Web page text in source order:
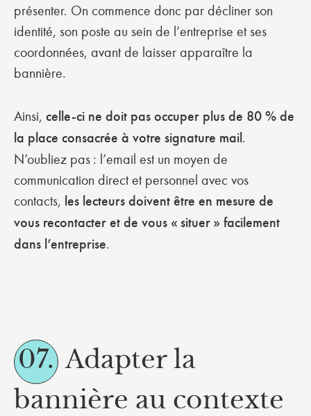
présenter. On commence donc par décliner son
identité, son poste au sein de l’entreprise et ses
coordonnées, avant de laisser apparaître la
bannière.
Ainsi, celle-ci ne doit pas occuper plus de 80 % de
la place consacrée à votre signature mail.
N’oubliez pas : l’email est un moyen de
communication direct et personnel avec vos
contacts, les lecteurs doivent être en mesure de
vous recontacter et de vous « situer » facilement
dans l’entreprise.
07. Adapter la
bannière au contexte